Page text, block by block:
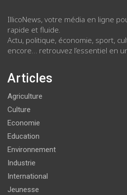
IllicoNews, votre média en ligne
rapide et fluide.
Actu, politique, économie, sport,
encore… retrouvez l’essentiel en
Articles
Agriculture
Culture
Economie
Education
Environnement
Industrie
International
Jeunesse